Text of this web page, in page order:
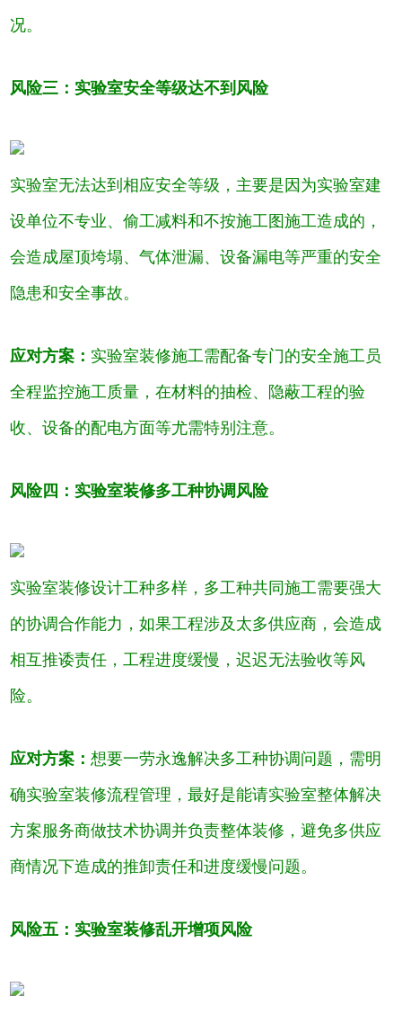
况。
风险三：实验室安全等级达不到风险
实验室无法达到相应安全等级，主要是因为实验室建
设单位不专业、偷工减料和不按施工图施工造成的，
会造成屋顶垮塌、气体泄漏、设备漏电等严重的安全
隐患和安全事故。
应对方案： 实验室装修施工需配备专门的安全施工员
全程监控施工质量，在材料的抽检、隐蔽工程的验
收、设备的配电方面等尤需特别注意。
风险四：实验室装修多工种协调风险
实验室装修设计工种多样，多工种共同施工需要强大
的协调合作能力，如果工程涉及太多供应商，会造成
相互推诿责任，工程进度缓慢，迟迟无法验收等风
险。
应对方案：想要一劳永逸解决多工种协调问题，需明
确实验室装修流程管理，最好是能请实验室整体解决
方案服务商做技术协调并负责整体装修，避免多供应
商情况下造成的推卸责任和进度缓慢问题。
风险五：实验室装修乱开增项风险